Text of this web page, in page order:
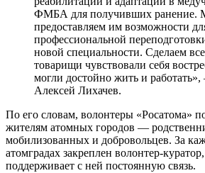
ФМБА для получивших ранение.
предоставляем им возможности
профессиональной
новой специальности. Сделаем
товарищи чувствовали себя
могли достойно жить и
Алексей Лихачев.
По его словам, волонтеры «Росатома»
жителям атомных городов —
мобилизованных и добровольцев. За
атомградах закреплен волонтер-
поддерживает с ней постоянную связь.